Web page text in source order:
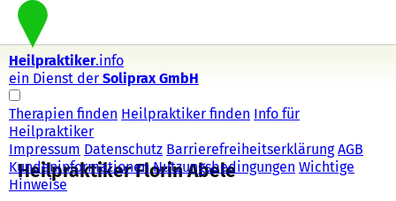
Heilpraktiker.info
ein Dienst der Soliprax GmbH
Therapien finden Heilpraktiker finden Info für
Heilpraktiker
Impressum Datenschutz Barrierefreiheitserklärung AGB
Kundeninformationen Nutzungsbedingungen Wichtige
Hinweise
Heilpraktiker Florin Abele